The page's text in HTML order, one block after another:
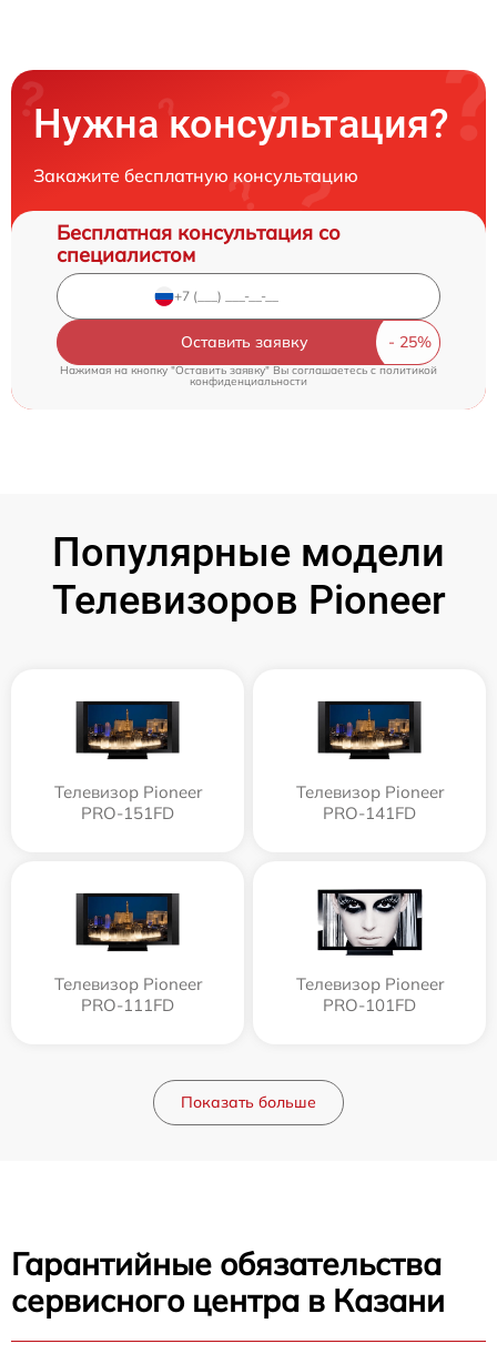
Нужна консультация?
Закажите бесплатную консультацию
Бесплатная консультация со
специалистом
Оставить заявку
Нажимая на кнопку "Оставить заявку" Вы соглашаетесь cполитикой
конфиденциальности
Популярные модели
Телевизоров Pioneer
Телевизор Pioneer
PRO-151FD
Телевизор Pioneer
PRO-141FD
Телевизор Pioneer
PRO-111FD
Телевизор Pioneer
PRO-101FD
Показать больше
Гарантийные обязательства
сервисного центра в Казани